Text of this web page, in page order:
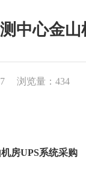
中心金山
浏览量：434
房UPS系统采购